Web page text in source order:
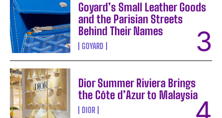
Goyard’s Small Leather Goods
and the Parisian Streets
Behind Their Names
GOYARD
Dior Summer Riviera Brings
the Côte d’Azur to Malaysia
DIOR